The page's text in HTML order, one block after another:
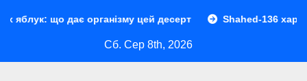
організму цей десерт Shahed-136 характеристики:
Сб. Сер 8th, 2026